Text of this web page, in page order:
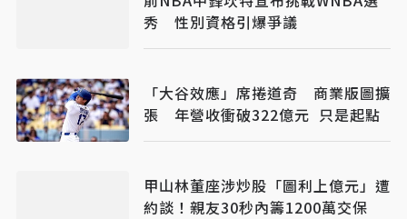
秀 性別資格引爆爭議
「大谷效應」席捲道奇 商業版圖擴
張 年營收衝破322億元 只是起點
甲山林董座涉炒股「圖利上億元」遭
約談！親友30秒內籌1200萬交保